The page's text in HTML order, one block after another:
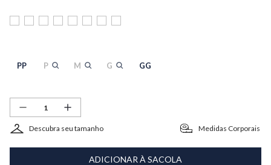
PP P M G GG
Descubra seu tamanho Medidas Corporais
ADICIONAR À SACOLA